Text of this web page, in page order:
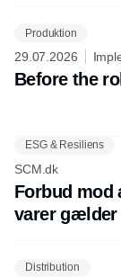
Produktion
29.07.2026
Group
Before the
ESG & Resiliens
SCM.dk
Forbud mod
varer gælder
Distribution